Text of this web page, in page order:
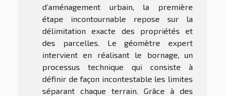
d’aménagement urbain, la première
étape incontournable repose sur la
délimitation exacte des propriétés et
des parcelles. Le géomètre expert
intervient en réalisant le bornage, un
processus technique qui consiste à
définir de façon incontestable les limites
séparant chaque terrain. Grâce à des